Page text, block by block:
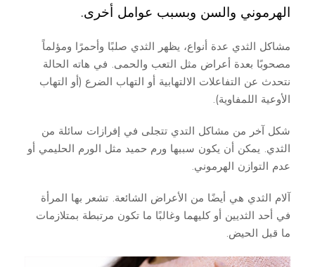
الهرموني والسن وبسبب عوامل أخرى.
مشاكل الثدي عدة أنواع، يظهر الثدي صلبًا وأحمرًا ومؤلماً
مصحوبًا بعدة أعراض مثل التعب والحمى. في هاته الحالة
نتحدث عن التفاعلات الالتهابية أو التهاب الضرع (أو التهاب
الأوعية اللمفاوية).
شكل آخر من مشاكل التدي تتجلى في إفرازات سائلة من
الثدي. يمكن أن يكون سببها ورم حميد مثل الورم الحليمي أو
عدم التوازن الهرموني.
آلام الثدي هي أيضًا من الأعراض الشائعة. تشعر بها المرأة
في أحد الثديين أو كليهما وغالبًا ما تكون مرتبطة بمتلازمات
ما قبل الحيض.